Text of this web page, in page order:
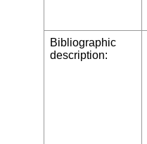
Bibliographic
description: